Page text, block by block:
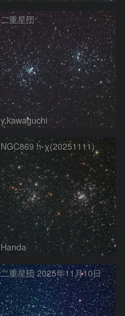
二重星団
y.kawaguchi
NGC869 h-χ(20251111)
Handa
二重星団 2025年11月10日